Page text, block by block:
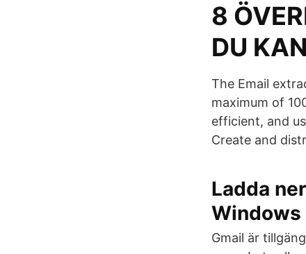
8
DU
The Email
maximum of
efficient, and
Create and
Ladda
Windows
Gmail är